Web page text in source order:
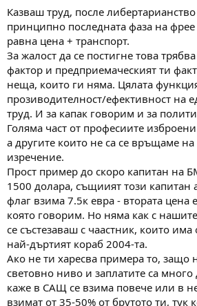
него могат да се ползват малцина... а
достатъчно (дори много) хората
смисъла... но отплеснах в друга
България, или в СИВ, все има кой да
на работещите ...
Казваш труд, после
принципно последната фаза на фрее
равна цена + транспорт.
За жалост да се постигне това
фактор и предприемаческият ти
неща, които ги няма. Цялата
прозиводителност/ефективност на
труд. И за капак говорим и за
Голяма част от професиите
а другите които не са се връщаме
изречение.
Прост пример до скоро капитан на
1500 долара, същиият този капитан
флаг взима 7.5к евра - втората цена
която говорим. Но няма как с
се състезаваш с чаастник, които
най-дъртият кораб 2004-та.
Ако не ти харесва примера то, защо
световно ниво и заплатите са
каже в САЩ се взима повече или в
взимат от 35-50% от брутото ти, тук